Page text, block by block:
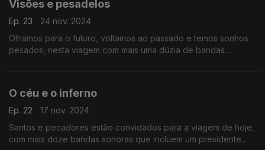
Visões e pesadelos
Ep. 23
24 nov. 2024
Olhamos para o futuro, voltamos ao passado e temos sonhos
pesados, nesta viagem com mais uma dúzia de bandas
O céu e o inferno
Ep. 22
17 nov. 2024
Santos e pecadores estão convidados para a viagem de hoje,
com mais doze bandas sonoras que incluem um presidente